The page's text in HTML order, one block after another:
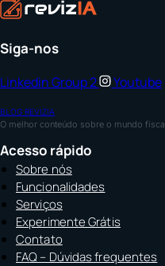
Siga-nos
LinkedinGroup 2 Youtube
BLOG REVIZIA
O melhor conteúdo sobre o mundo
Acesso rápido
Sobre nós
Funcionalidades
Serviços
Experimente Grátis
Contato
FAQ – Dúvidas frequentes